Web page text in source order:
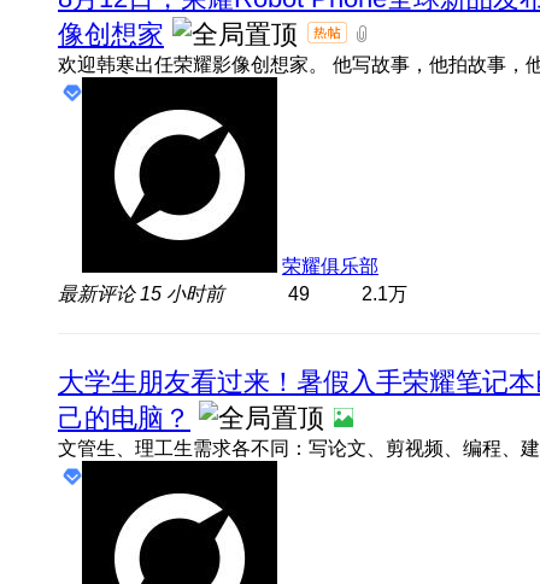
像创想家
荣耀俱乐部
最新评论 15 小时前 49 2.1万
大学生朋友看过来！暑假入手荣耀笔记
己的电脑？